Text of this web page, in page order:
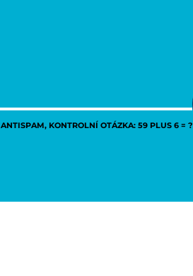
ANTISPAM, KONTROLNÍ OTÁZKA: 59 PLUS 6 = ?